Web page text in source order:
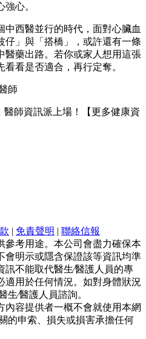
心。
中西醫並行的時代，面對心臟血
仔」與「搭橋」，或許還有一條
醫藥出路。若你或家人想用這張
看是否適合，再行定奪。
師
師資訊派上場！【更多健康資
| 免責聲明 | 聯絡信報
參考用途。本公司會盡力確保本
會明示或隱含保證該等資訊均準
不能取代醫生∕醫護人員的專
適用於任何情況。如對身體狀況
∕醫護人員諮詢。
內容提供者一概不會就使用本網
的申索、損失或損害承擔任何